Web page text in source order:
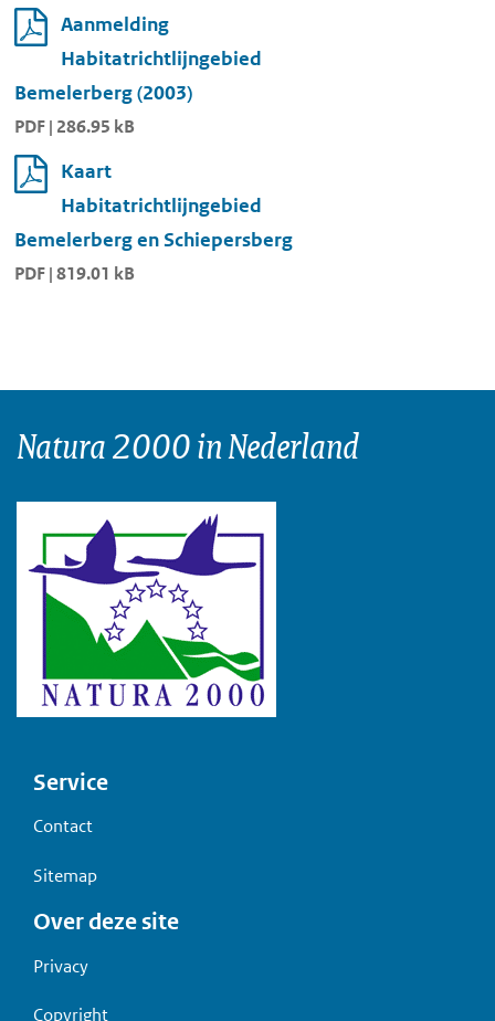
Aanmelding
Habitatrichtlijngebied
Bemelerberg (2003)
PDF | 286.95 kB
Kaart
Habitatrichtlijngebied
Bemelerberg en Schiepersberg
PDF | 819.01 kB
Natura 2000 in Nederland
Voet
Service
Contact
Sitemap
Over deze site
Privacy
Copyright